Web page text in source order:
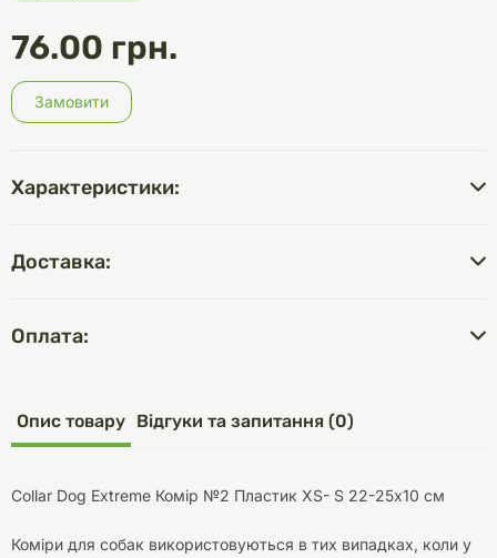
76.00 грн.
Замовити
Характеристики:
Доставка:
Оплата:
Опис товару Відгуки та запитання (0)
Collar Dog Extreme Комір №2 Пластик XS- S 22-25х10 см
Коміри для собак використовуються в тих випадках, коли у